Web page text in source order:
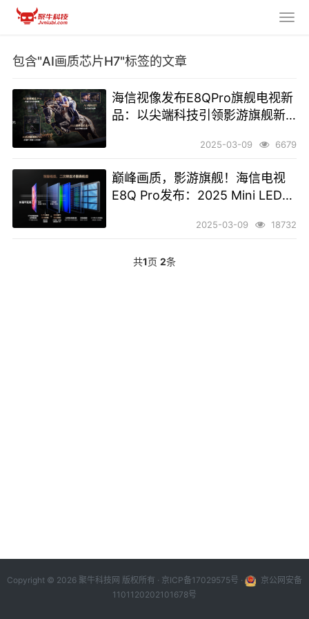
包含"AI画质芯片H7"标签的文章
海信视像发布E8QPro旗舰电视新
品：以尖端科技引领影游旗舰新
2025-03-09 6679
巅峰画质，影游旗舰！海信电视
E8Q Pro发布：2025 Mini LED画
2025-03-09 18732
共1页 2条
Copyright © 2026 聚牛科技网 版权所有 · 京ICP备17029575号 ·
京公网安备
1101120202101678号